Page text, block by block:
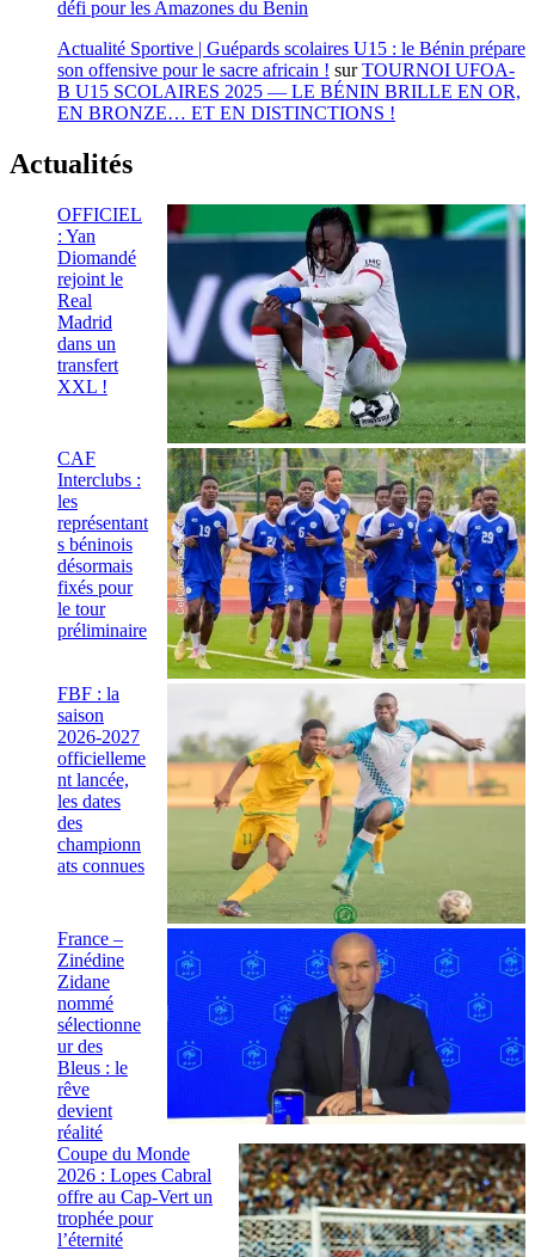
défi pour les Amazones du Benin
Actualité Sportive | Guépards scolaires U15 : le Bénin prépare
son offensive pour le sacre africain ! surTOURNOI UFOA-
B U15 SCOLAIRES 2025 — LE BÉNIN BRILLE EN OR,
EN BRONZE… ET EN DISTINCTIONS !
Actualités
OFFICIEL
: Yan
Diomandé
rejoint le
Real
Madrid
dans un
transfert
XXL !
CAF
Interclubs :
les
représentant
s béninois
désormais
fixés pour
le tour
préliminaire
FBF : la
saison
2026-2027
officielleme
nt lancée,
les dates
des
championn
ats connues
France –
Zinédine
Zidane
nommé
sélectionne
ur des
Bleus : le
rêve
devient
réalité
Coupe du Monde
2026 : Lopes Cabral
offre au Cap-Vert un
trophée pour
l’éternité